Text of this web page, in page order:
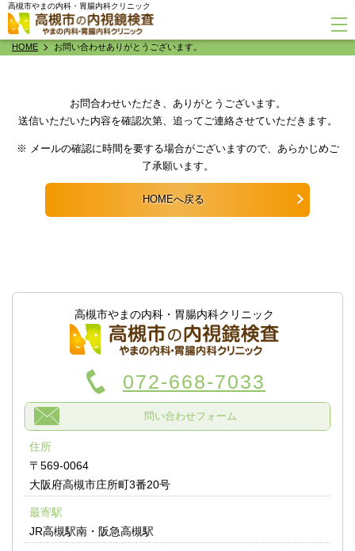
高槻市やまの内科・胃腸内科クリニック
HOME お問い合わせありがとうございます。
お問合わせいただき、ありがとうございます。
送信いただいた内容を確認次第、追ってご連絡させていただきます。
※ メールの確認に時間を要する場合がございますので、あらかじめご
了承願います。
HOMEへ戻る
高槻市やまの内科・胃腸内科クリニック
072-668-7033
問い合わせフォーム
住所
〒569-0064
大阪府高槻市庄所町3番20号
最寄駅
JR高槻駅南・阪急高槻駅